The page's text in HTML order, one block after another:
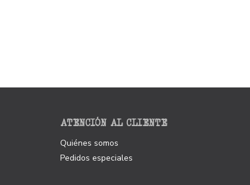
ATENCIÓN AL CLIENTE
Quiénes somos
Pedidos especiales